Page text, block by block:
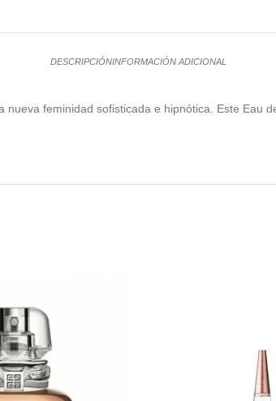
DESCRIPCIÓNINFORMACIÓN ADICIONAL
feminidad sofisticada e hipnótica. Este Eau